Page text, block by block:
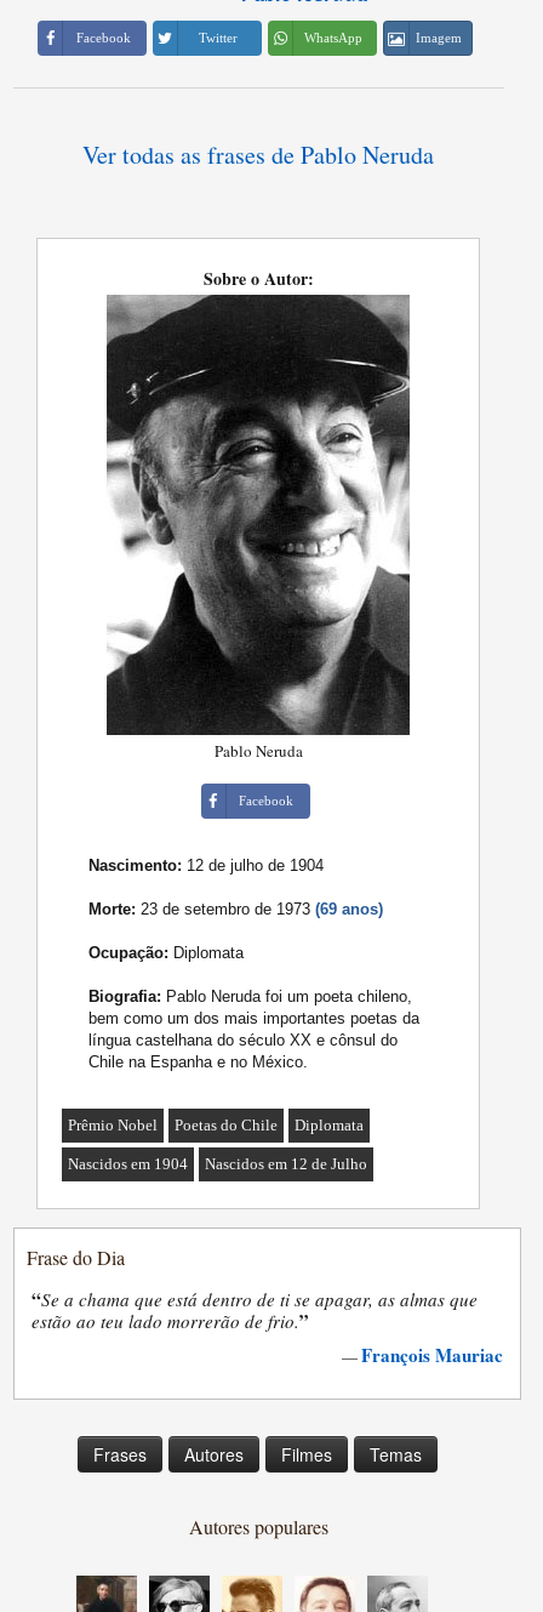
Facebook Twitter WhatsApp Imagem
Ver todas as frases de Pablo Neruda
Sobre o Autor:
Pablo Neruda
Facebook
Nascimento: 12 de julho de 1904
Morte: 23 de setembro de 1973(69 anos)
Ocupação: Diplomata
Biografia: Pablo Neruda foi um poeta chileno,
bem como um dos mais importantes poetas da
língua castelhana do século XX e cônsul do
Chile na Espanha e no México.
Prêmio Nobel Poetas do Chile Diplomata
Nascidos em 1904 Nascidos em 12 de Julho
Frase do Dia
“Se a chama que está dentro de ti se apagar, as almas que
estão ao teu lado morrerão de frio.”
—François Mauriac
Frases Autores Filmes Temas
Autores populares